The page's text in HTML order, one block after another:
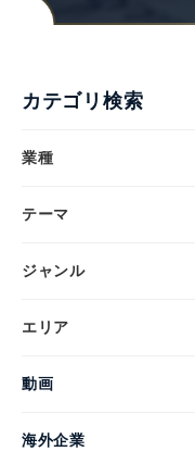
カテゴリ検索
業種
テーマ
ジャンル
エリア
動画
海外企業